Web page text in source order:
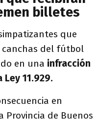
billetes
que
canchas del fútbol
en una infracción
11.929.
en
Provincia de Buenos